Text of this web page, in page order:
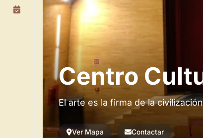
Centro
El arte es la firma de la
Ver Mapa Contactar